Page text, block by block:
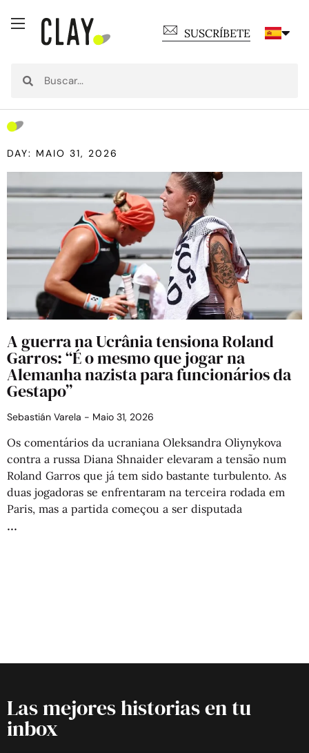
SUSCRÍBETE
DAY: MAIO 31, 2026
A guerra na Ucrânia tensiona Roland
Garros: “É o mesmo que jogar na
Alemanha nazista para funcionários da
Gestapo”
Sebastián Varela Maio 31, 2026
Os comentários da ucraniana Oleksandra Oliynykova
contra a russa Diana Shnaider elevaram a tensão num
Roland Garros que já tem sido bastante turbulento. As
duas jogadoras se enfrentaram na terceira rodada em
Paris, mas a partida começou a ser disputada
Las mejores historias en tu
inbox